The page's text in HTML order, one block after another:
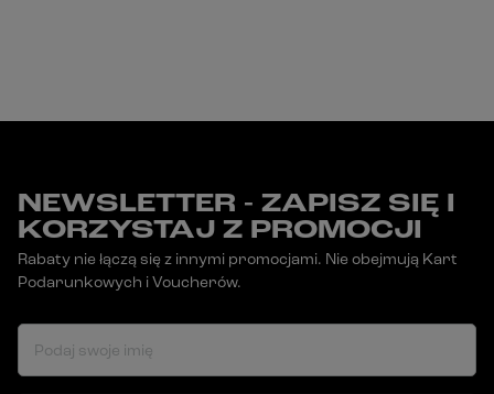
NEWSLETTER - ZAPISZ SIĘ I
KORZYSTAJ Z PROMOCJI
Rabaty nie łączą się z innymi promocjami. Nie obejmują Kart
Podarunkowych i Voucherów.
Podaj swoje imię